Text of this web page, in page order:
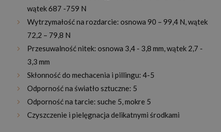
wątek 687 -759 N
Wytrzymałość na rozdarcie: osnowa 90 – 99,4 N, wątek
72,2 – 79,8 N
Przesuwalność nitek: osnowa 3,4 - 3,8 mm, wątek 2,7 -
3,3 mm
Skłonność do mechacenia i pillingu: 4-5
Odporność na światło sztuczne: 5
Odporność na tarcie: suche 5, mokre 5
Czyszczenie i pielęgnacja delikatnymi środkami